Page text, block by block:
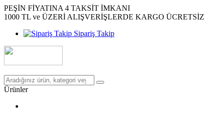
PEŞİN FİYATINA 4 TAKSİT İMKANI
1000 TL ve ÜZERİ ALIŞVERİŞLERDE KARGO ÜCRETSİZ
Sipariş Takip
Ürünler